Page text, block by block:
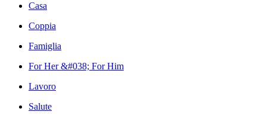
Casa
Coppia
Famiglia
For Her &#038; For Him
Lavoro
Salute